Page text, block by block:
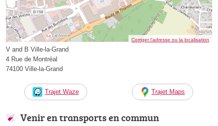
Corriger l’adresse ou la localisation
V and B Ville-la-Grand
4 Rue de Montréal
74100 Ville-la-Grand
Trajet Waze Trajet Maps
Venir en transports en commun